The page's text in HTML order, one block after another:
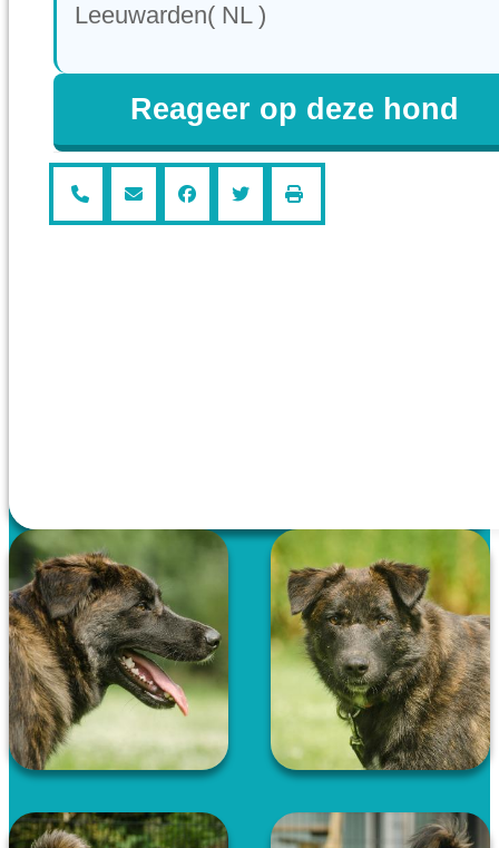
Leeuwarden( NL )
Reageer op deze hond